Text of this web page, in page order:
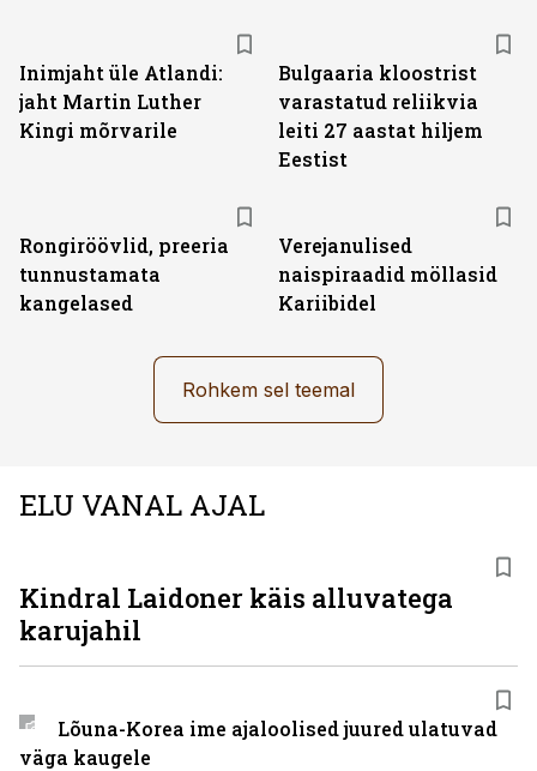
Inimjaht üle Atlandi:
jaht Martin Luther
Kingi mõrvarile
Bulgaaria kloostrist
varastatud reliikvia
leiti 27 aastat hiljem
Eestist
Rongiröövlid, preeria
tunnustamata
kangelased
Verejanulised
naispiraadid möllasid
Kariibidel
Rohkem sel teemal
ELU VANAL AJAL
Kindral Laidoner käis alluvatega
karujahil
Lõuna-Korea ime ajaloolised juured ulatuvad
väga kaugele